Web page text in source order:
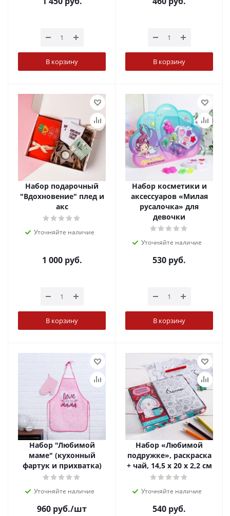
В корзину В корзину
Набор подарочный
"Вдохновение" плед и
акс
Уточняйте наличие
1 000руб.
В корзину
Набор косметики и
аксессуаров «Милая
русалочка» для
девочки
Уточняйте наличие
530 руб.
В корзину
Набор "Любимой
маме" (кухонный
фартук и прихватка)
Уточняйте наличие
960 руб./шт
Набор «Любимой
подружке», раскраска
+ чай, 14,5 х 20 х 2,2 см
Уточняйте наличие
540 руб.